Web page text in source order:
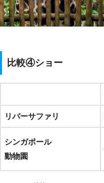
比較④ショー
リバーサファリ
シンガポール
動物園